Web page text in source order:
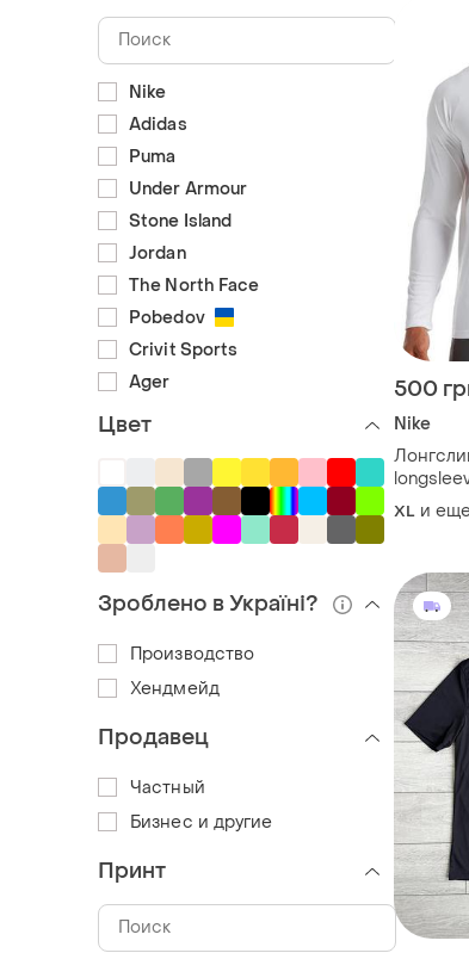
500
Nike
XL и
Nike
Adidas
Puma
Under Armour
Stone Island
Jordan
The North Face
Pobedov
Crivit Sports
Ager
Цвет
Зроблено в Україні?
Производство
Хендмейд
Продавец
Частный
Бизнес и другие
Принт